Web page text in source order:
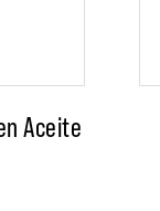
Aceite